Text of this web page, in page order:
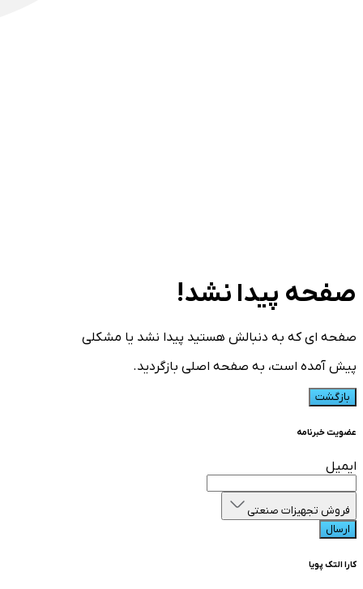
صفحه پیدا نشد!
صفحه ای که به دنبالش هستید پیدا نشد یا مشکلی
پیش آمده است، به صفحه اصلی بازگردید.
بازگشت
عضویت خبرنامه
ایمیل
فروش تجهیزات صنعتی
ارسال
کارا التک پویا